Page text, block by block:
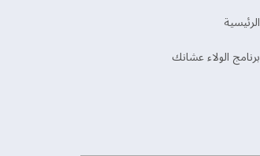
الرئيسية
برنامج الولاء عشانك